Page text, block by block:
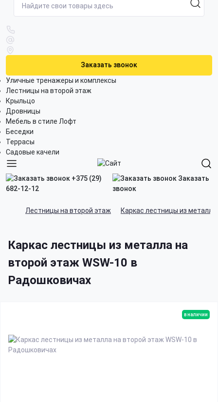
Заказать звонок
Уличные тренажеры и комплексы
Лестницы на второй этаж
Крыльцо
Дровницы
Мебель в стиле Лофт
Беседки
Террасы
Садовые качели
+375 (29)
682-12-12
Заказать
звонок
Лестницы на второй этаж Каркас лестницы из металла
Каркас лестницы из металла на
второй этаж WSW-10 в
Радошковичах
в наличии